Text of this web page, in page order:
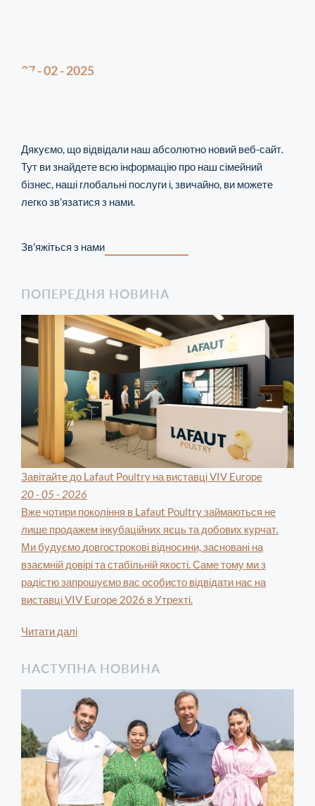
27 - 02 - 2025
Дякуємо, що відвідали наш абсолютно новий веб-сайт.
Тут ви знайдете всю інформацію про наш сімейний
бізнес, наші глобальні послуги і, звичайно, ви можете
легко зв’язатися з нами.
Зв'яжіться з нами
ПОПЕРЕДНЯ НОВИНА
Завітайте до Lafaut Poultry на виставці VIV Europe
20 - 05 - 2026
Вже чотири покоління в Lafaut Poultry займаються не
лише продажем інкубаційних яєць та добових курчат.
Ми будуємо довгострокові відносини, засновані на
взаємній довірі та стабільній якості. Саме тому ми з
радістю запрошуємо вас особисто відвідати нас на
виставці VIV Europe 2026 в Утрехті.
Читати далі
НАСТУПНА НОВИНА